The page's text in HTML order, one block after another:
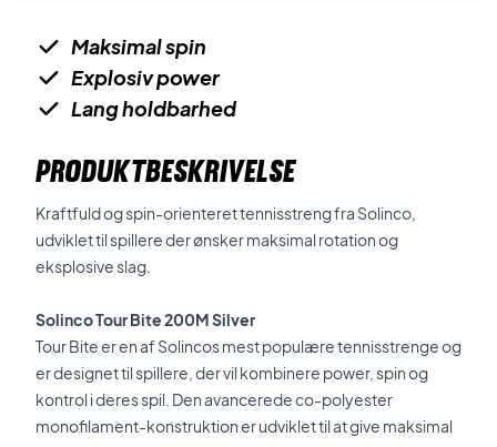
Maksimal spin
Explosiv power
Lang holdbarhed
PRODUKTBESKRIVELSE
Kraftfuld og spin-orienteret tennisstreng fra Solinco,
udviklet til spillere der ønsker maksimal rotation og
eksplosive slag.
Solinco Tour Bite 200M Silver
Tour Bite er en af Solincos mest populære tennisstrenge og
er designet til spillere, der vil kombinere power, spin og
kontrol i deres spil. Den avancerede co-polyester
monofilament-konstruktion er udviklet til at give maksimal